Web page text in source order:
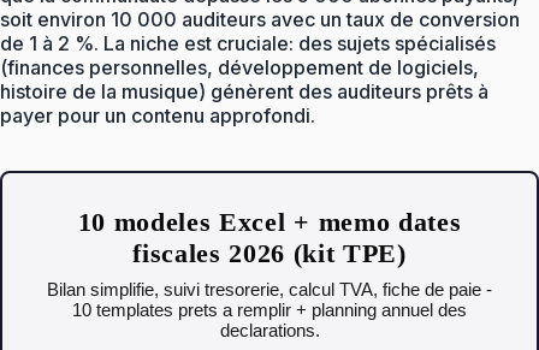
soit environ 10 000 auditeurs avec un taux de conversion
de 1 à 2 %. La niche est cruciale: des sujets spécialisés
(finances personnelles, développement de logiciels,
histoire de la musique) génèrent des auditeurs prêts à
payer pour un contenu approfondi.
10 modeles Excel + memo dates
fiscales 2026 (kit TPE)
Bilan simplifie, suivi tresorerie, calcul TVA, fiche de paie -
10 templates prets a remplir + planning annuel des
declarations.